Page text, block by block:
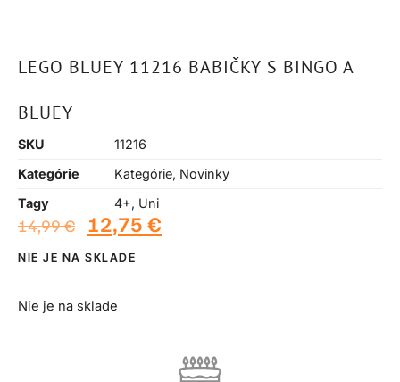
LEGO BLUEY 11216 BABIČKY S BINGO A
BLUEY
SKU
11216
Kategórie
Kategórie, Novinky
Tagy
4+, Uni
14,99€ 12,75 €
NIE JE NA SKLADE
Nie je na sklade